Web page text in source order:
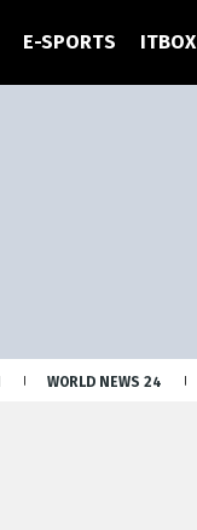
E-SPORTS ITBOX
WORLD NEWS 24